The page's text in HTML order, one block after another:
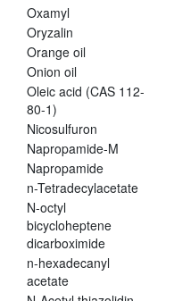
Oxamyl
Oryzalin
Orange oil
Onion oil
Oleic acid (CAS 112-
80-1)
Nicosulfuron
Napropamide-M
Napropamide
n-Tetradecylacetate
N-octyl
bicycloheptene
dicarboximide
n-hexadecanyl
acetate